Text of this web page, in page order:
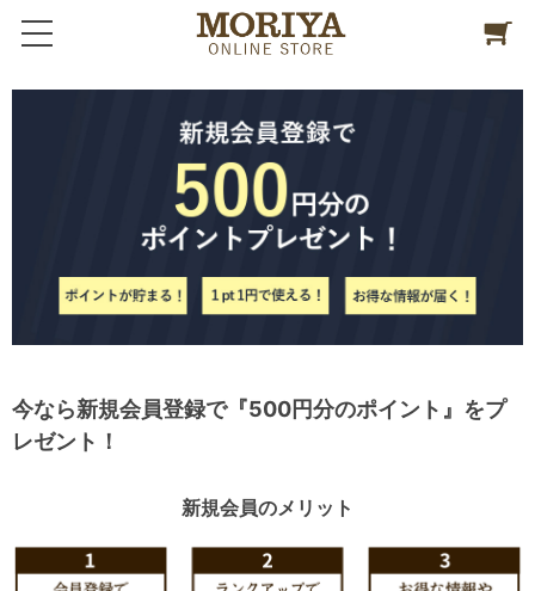
今なら新規会員登録で『500円分のポイント』をプ
レゼント！
新規会員のメリット